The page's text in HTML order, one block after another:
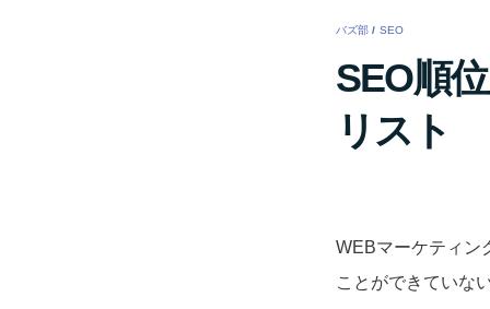
バズ部 / SEO
SEO順
リスト
WEBマーケティン
ことができていな